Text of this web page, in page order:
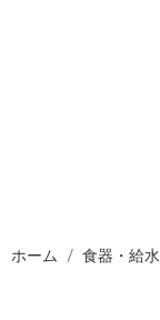
ホーム 食器・給